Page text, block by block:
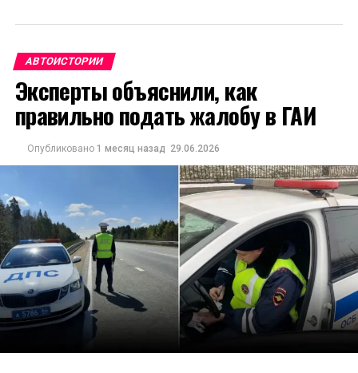
АВТОИСТОРИИ
Эксперты объяснили, как
правильно подать жалобу в ГАИ
Опубликовано 1 месяц назад 29.06.2026